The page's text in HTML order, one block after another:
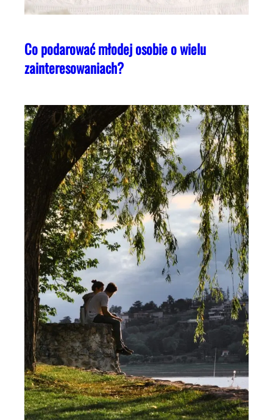
Co podarować młodej osobie o wielu
zainteresowaniach?